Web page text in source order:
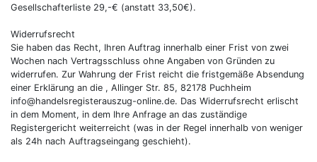
Gesellschafterliste 29,-€ (anstatt 33,50€).
Widerrufsrecht
Sie haben das Recht, Ihren Auftrag innerhalb einer Frist von zwei
Wochen nach Vertragsschluss ohne Angaben von Gründen zu
widerrufen. Zur Wahrung der Frist reicht die fristgemäße Absendung
einer Erklärung an die , Allinger Str. 85, 82178 Puchheim
info@handelsregisterauszug-online.de. Das Widerrufsrecht erlischt
in dem Moment, in dem Ihre Anfrage an das zuständige
Registergericht weiterreicht (was in der Regel innerhalb von weniger
als 24h nach Auftragseingang geschieht).